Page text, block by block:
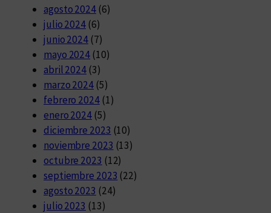
agosto 2024(6)
julio 2024 (6)
junio 2024 (7)
mayo 2024 (10)
abril 2024 (3)
marzo 2024 (5)
febrero 2024(1)
enero 2024 (5)
diciembre 2023 (10)
noviembre 2023 (13)
octubre 2023 (12)
septiembre 2023 (22)
agosto 2023 (24)
julio 2023 (13)